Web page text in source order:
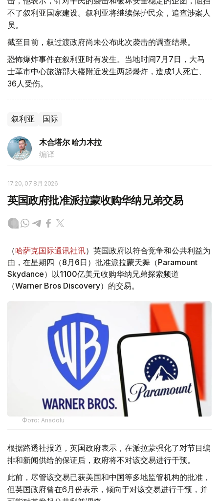
不了叙利亚国家建设。叙利亚将继续保护民众，追查涉案人
员。
截至目前，叙过渡政府尚未公布此次袭击的调查结果。
恐怖爆炸事件在叙利亚时有发生。当地时间7月7日，大马
士革市中心旅游部大楼附近发生两起爆炸，造成1人死亡、
36人受伤。
叙利亚 国际
木合塔尔 哈力木拉
编译
17:20, 07 8月 2026
英国政府批准派拉蒙收购华纳兄弟交易
（哈萨克国际通讯社讯）英国政府以符合竞争和公共利益为
由，在星期四（8月6日）批准派拉蒙天舞（Paramount
Skydance）以1100亿美元收购华纳兄弟探索频道
（Warner Bros Discovery）的交易。
Фото: Аnadolu
根据路透社报道，英国政府表示，在派拉蒙强化了对节目编
排和新闻供给的保证后，政府将不对该交易进行干预。
此前，尽管该交易已获美国和中国等多地监管机构的批准，
但英国政府曾在6月份表示，倾向于对该交易进行干预，并